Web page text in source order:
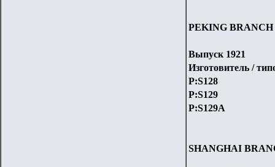
PEKING BRANCH
Выпуск 1921
Изготовитель /
P:S128
P:S129
P:S129A
SHANGHAI